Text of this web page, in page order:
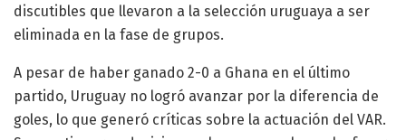
discutibles que llevaron a la selección uruguaya a ser
eliminada en la fase de grupos.
A pesar de haber ganado 2-0 a Ghana en el último
partido, Uruguay no logró avanzar por la diferencia de
goles, lo que generó críticas sobre la actuación del VAR.